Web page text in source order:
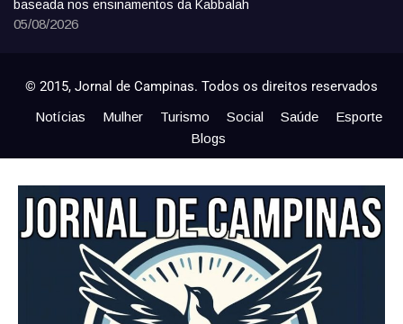
baseada nos ensinamentos da Kabbalah
05/08/2026
© 2015, Jornal de Campinas. Todos os direitos reservados
Notícias Mulher Turismo Social Saúde
Esporte
Blogs